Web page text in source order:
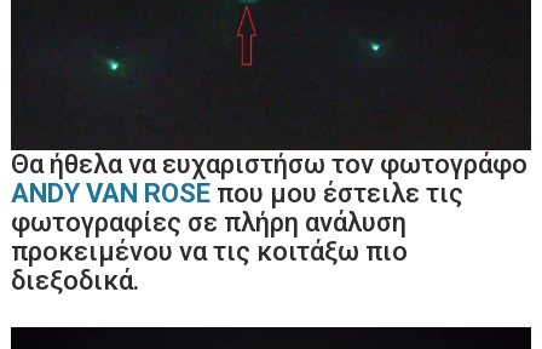
Θα ήθελα να ευχαριστήσω τον φωτογράφο
ANDY VAN ROSE που μου έστειλε τις
φωτογραφίες σε πλήρη ανάλυση
προκειμένου να τις κοιτάξω πιο
διεξοδικά.